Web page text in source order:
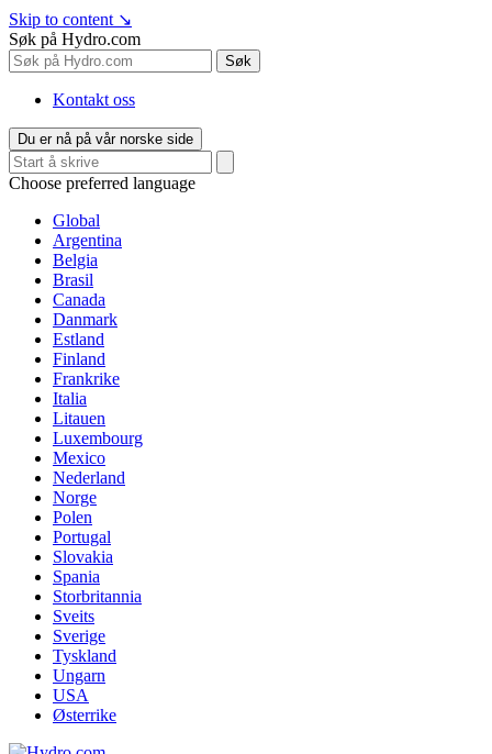
Skip to content ↘
Søk på Hydro.com
Søk
Kontakt oss
Du er nå på vår norske side
Choose preferred language
Global
Argentina
Belgia
Brasil
Canada
Danmark
Estland
Finland
Frankrike
Italia
Litauen
Luxembourg
Mexico
Nederland
Norge
Polen
Portugal
Slovakia
Spania
Storbritannia
Sveits
Sverige
Tyskland
Ungarn
USA
Østerrike